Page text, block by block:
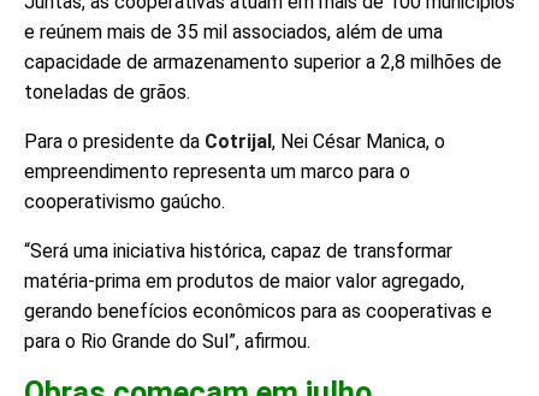
e reúnem mais de 35 mil associados, além de uma
capacidade de armazenamento superior a 2,8 milhões de
toneladas de grãos.
Para o presidente da Cotrijal, Nei César Manica, o
empreendimento representa um marco para o
cooperativismo gaúcho.
“Será uma iniciativa histórica, capaz de transformar
matéria-prima em produtos de maior valor agregado,
gerando benefícios econômicos para as cooperativas e
para o Rio Grande do Sul”, afirmou.